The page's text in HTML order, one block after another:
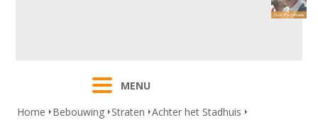
MENU
Home
Bebouwing Straten Achter het Stadhuis